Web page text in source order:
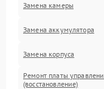
Замена камеры
Замена аккумулятора
Замена корпуса
Ремонт платы
(восстановление)